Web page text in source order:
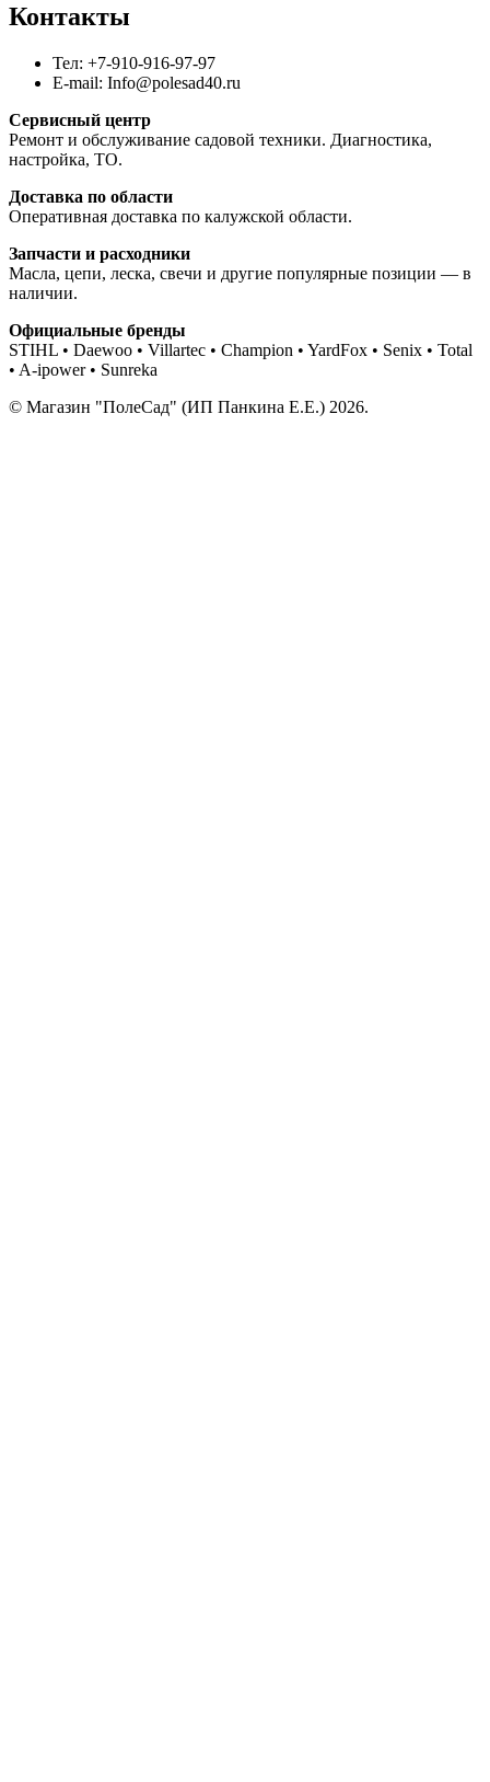
Контакты
Тел: +7-910-916-97-97
E-mail: Info@polesad40.ru
Сервисный центр
Ремонт и обслуживание садовой техники. Диагностика,
настройка, ТО.
Доставка по области
Оперативная доставка по калужской области.
Запчасти и расходники
Масла, цепи, леска, свечи и другие популярные позиции — в
наличии.
Официальные бренды
STIHL • Daewoo • Villartec • Champion • YardFox • Senix • Total
• A-ipower • Sunreka
© Магазин "ПолеСад" (ИП Панкина Е.Е.) 2026.